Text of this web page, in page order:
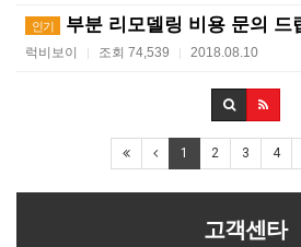
인기 부분 리모델링 비용 문의 드립니
럭비보이 | 조회 74,539 | 2018.08.10
1 2 3 4
고객센타